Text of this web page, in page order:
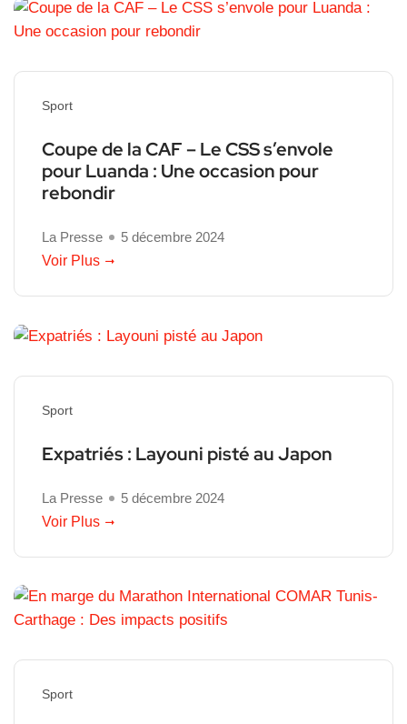
Sport
Coupe de la CAF – Le CSS s’envole
pour Luanda : Une occasion pour
rebondir
La Presse
5 décembre 2024
Voir Plus
Sport
Expatriés : Layouni pisté au Japon
La Presse
5 décembre 2024
Voir Plus
Sport